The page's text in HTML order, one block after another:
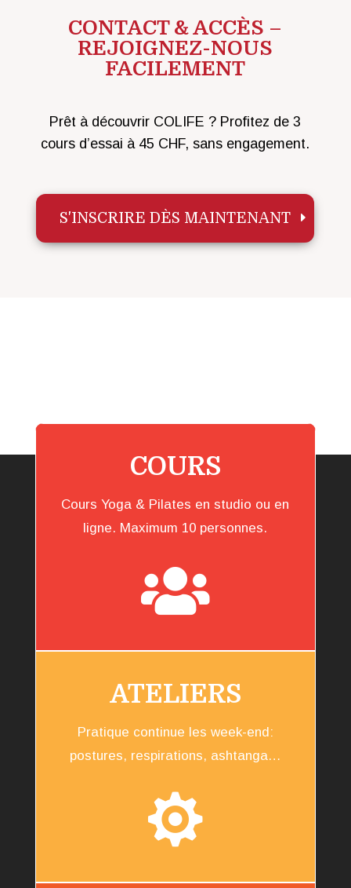
CONTACT & ACCÈS –
REJOIGNEZ-NOUS
FACILEMENT
Prêt à découvrir COLIFE ? Profitez de 3
cours d’essai à 45 CHF, sans engagement.
S'INSCRIRE DÈS MAINTENANT
COURS
Cours Yoga & Pilates en studio ou en
ligne. Maximum 10 personnes.

ATELIERS
Pratique continue les week-end:
postures, respirations, ashtanga…
